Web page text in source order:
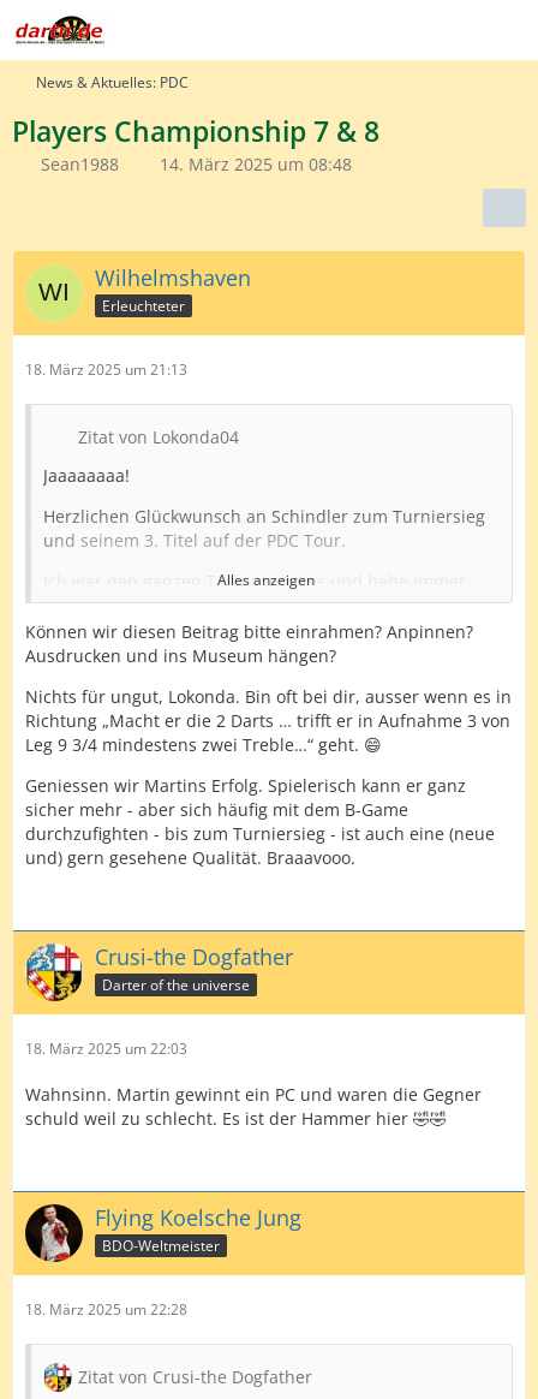
News & Aktuelles: PDC
Players Championship 7 & 8
Sean1988 14. März 2025 um 08:48
Wilhelmshaven
Erleuchteter
18. März 2025 um 21:13
Zitat von Lokonda04
Jaaaaaaaa!
Herzlichen Glückwunsch an Schindler zum Turniersieg
und seinem 3. Titel auf der PDC Tour.
Ich war den ganzen Tag unterwegs und habe immer
mal wieder einen Blick bei Dartconnect reinwerfen
können und war sehr erfreut, dass sich Spieler wie
Gotthardt und Hopp ins Preisgeld spielen konnten. Für
Auch auf Springer war wieder Verlass, der mit Michael
Smith den nächsten großen Namen als Gegner
Stark!
Es ist natürlich irgendwo schade, dass er die van
Gerwens und Smiths dieser Welt schlägt, um dann
auch noch machen und dann noch einen tieferen Run
hinlegen. Das Potential dazu hat er allemal. Und unterm
Strich kann er auch mit den letzten 2 Tagen mehr als
zufrieden sein.
Es freut mich auch, dass Clemens wenigstens mal 2
tanken konnte und auch Hempel mal wieder ins
Preisgeld kam.
Aber gekrönt wurde natürlich alles von Schindler, der es
als deutsche Nr. 1 endlich auch mal ergebnistechnisch
ans Board brachte und die Chance beim Schopf packte,
dass etliche Top-Spieler nicht dabei waren. Und stark,
zurückkämpfte, um dann im Finale seinen Gegner klar
vom Board zu fegen, obwohl dafür nur ein Average von
knapp 86,57 nötig war, was ja nur selten zu einem 8-1
auf diesem Niveau reicht.
Alles anzeigen
Können wir diesen Beitrag bitte einrahmen? Anpinnen?
Ausdrucken und ins Museum hängen?
Nichts für ungut, Lokonda. Bin oft bei dir, ausser wenn es in
Richtung „Macht er die 2 Darts … trifft er in Aufnahme 3 von
Leg 9 3/4 mindestens zwei Treble…“ geht. 😄
Geniessen wir Martins Erfolg. Spielerisch kann er ganz
sicher mehr - aber sich häufig mit dem B-Game
durchzufighten - bis zum Turniersieg - ist auch eine (neue
und) gern gesehene Qualität. Braaavooo.
Crusi-the Dogfather
Darter of the universe
18. März 2025 um 22:03
Wahnsinn. Martin gewinnt ein PC und waren die Gegner
schuld weil zu schlecht. Es ist der Hammer hier 🤣🤣
Flying Koelsche Jung
BDO-Weltmeister
18. März 2025 um 22:28
Zitat von Crusi-the Dogfather